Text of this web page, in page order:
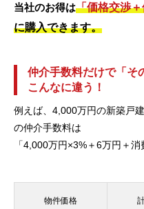
当社のお得は「価格交渉
に購入できます。
仲介手数料だけで「そ
こんなに違う！
例えば、4,000万円の新築戸
の仲介手数料は
「4,000万円×3%＋6万円＋
物件価格